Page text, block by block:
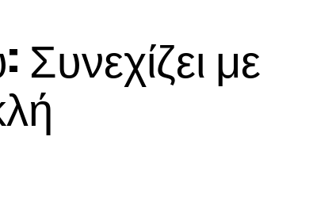
με